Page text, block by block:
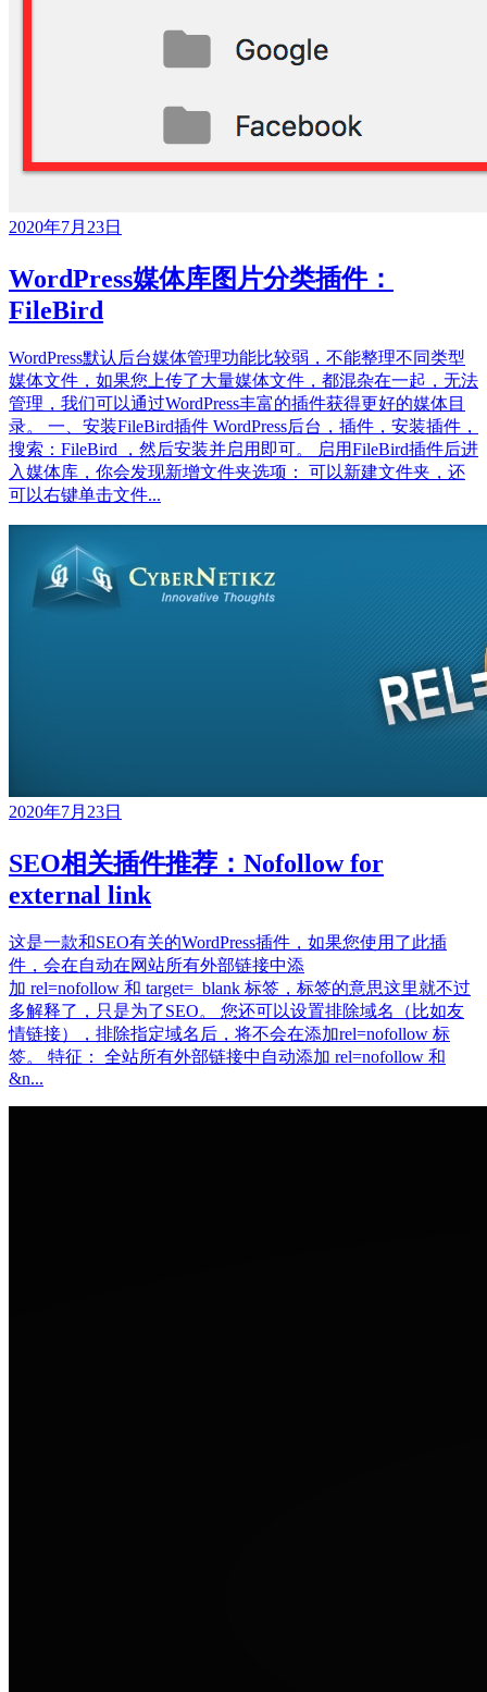
2020年7月23日
WordPress媒体库图片分类插件：
FileBird
WordPress默认后台媒体管理功能比较弱，不能整理不同类型
媒体文件，如果您上传了大量媒体文件，都混杂在一起，无法
管理，我们可以通过WordPress丰富的插件获得更好的媒体目
录。 一、安装FileBird插件 WordPress后台，插件，安装插件，
搜索：FileBird ，然后安装并启用即可。 启用FileBird插件后进
入媒体库，你会发现新增文件夹选项： 可以新建文件夹，还
可以右键单击文件...
2020年7月23日
SEO相关插件推荐：Nofollow for
external link
这是一款和SEO有关的WordPress插件，如果您使用了此插
件，会在自动在网站所有外部链接中添
加 rel=nofollow 和 target=_blank 标签，标签的意思这里就不过
多解释了，只是为了SEO。 您还可以设置排除域名（比如友
情链接），排除指定域名后，将不会在添加rel=nofollow 标
签。 特征： 全站所有外部链接中自动添加 rel=nofollow 和
&n...